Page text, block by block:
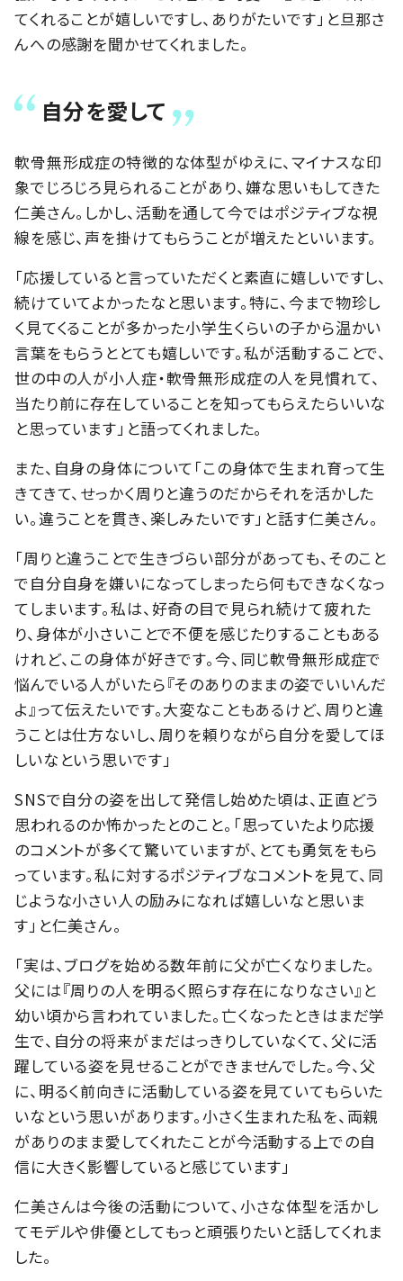
てくれることが嬉しいですし、ありがたいです」と旦那さ
んへの感謝を聞かせてくれました。
自分を愛して
軟骨無形成症の特徴的な体型がゆえに、マイナスな印
象でじろじろ見られることがあり、嫌な思いもしてきた
仁美さん。しかし、活動を通して今ではポジティブな視
線を感じ、声を掛けてもらうことが増えたといいます。
「応援していると言っていただくと素直に嬉しいですし、
続けていてよかったなと思います。特に、今まで物珍し
く見てくることが多かった小学生くらいの子から温かい
言葉をもらうととても嬉しいです。私が活動することで、
世の中の人が小人症・軟骨無形成症の人を見慣れて、
当たり前に存在していることを知ってもらえたらいいな
と思っています」と語ってくれました。
また、自身の身体について「この身体で生まれ育って生
きてきて、せっかく周りと違うのだからそれを活かした
い。違うことを貫き、楽しみたいです」と話す仁美さん。
「周りと違うことで生きづらい部分があっても、そのこと
で自分自身を嫌いになってしまったら何もできなくなっ
てしまいます。私は、好奇の目で見られ続けて疲れた
り、身体が小さいことで不便を感じたりすることもある
けれど、この身体が好きです。今、同じ軟骨無形成症で
悩んでいる人がいたら『そのありのままの姿でいいんだ
よ』って伝えたいです。大変なこともあるけど、周りと違
うことは仕方ないし、周りを頼りながら自分を愛してほ
しいなという思いです」
SNSで自分の姿を出して発信し始めた頃は、正直どう
思われるのか怖かったとのこと。「思っていたより応援
のコメントが多くて驚いていますが、とても勇気をもら
っています。私に対するポジティブなコメントを見て、同
じような小さい人の励みになれば嬉しいなと思いま
す」と仁美さん。
「実は、ブログを始める数年前に父が亡くなりました。
父には『周りの人を明るく照らす存在になりなさい』と
幼い頃から言われていました。亡くなったときはまだ学
生で、自分の将来がまだはっきりしていなくて、父に活
躍している姿を見せることができませんでした。今、父
に、明るく前向きに活動している姿を見ていてもらいた
いなという思いがあります。小さく生まれた私を、両親
がありのまま愛してくれたことが今活動する上での自
信に大きく影響していると感じています」
仁美さんは今後の活動について、小さな体型を活かし
てモデルや俳優としてもっと頑張りたいと話してくれま
した。